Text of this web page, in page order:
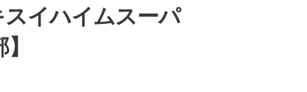
イハイムスーパ